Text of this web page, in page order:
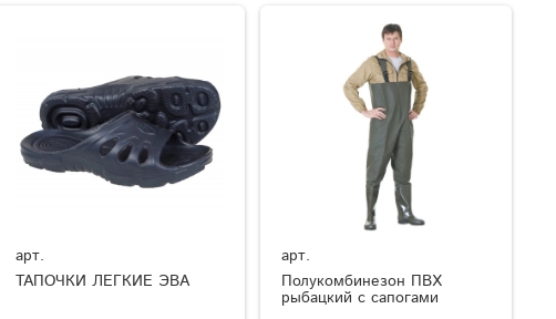
арт.
ТАПОЧКИ ЛЕГКИЕ ЭВА
арт.
Полукомбинезон ПВХ
рыбацкий с сапогами